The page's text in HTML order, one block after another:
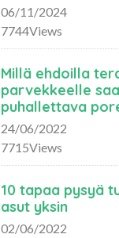
06/11/2024
7744Views
Millä ehdoilla
parvekkeelle
puhallettava
24/06/2022
7715Views
10 tapaa pysyä
asut yksin
02/06/2022